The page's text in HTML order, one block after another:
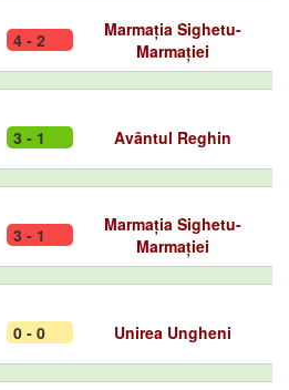
4 - 2
Marmația Sighetu-
Marmației
3 - 1 Avântul Reghin
3 - 1
Marmația Sighetu-
Marmației
0 - 0 Unirea Ungheni